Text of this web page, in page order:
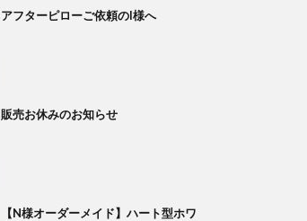
アフターピローご依頼のI様へ
販売お休みのお知らせ
【N様オーダーメイド】ハート型ホワ